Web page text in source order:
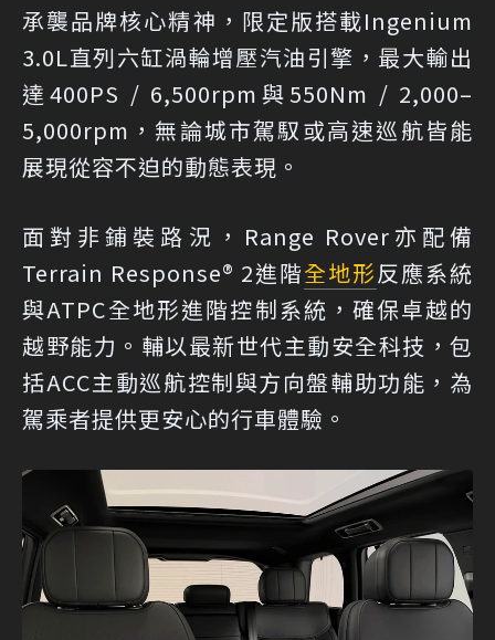
承襲品牌核心精神，限定版搭載Ingenium
3.0L直列六缸渦輪增壓汽油引擎，最大輸出
達400PS / 6,500rpm與550Nm / 2,000–
5,000rpm，無論城市駕馭或高速巡航皆能
展現從容不迫的動態表現。
面對非鋪裝路況，Range Rover亦配備
Terrain Response® 2進階全地形反應系統
與ATPC全地形進階控制系統，確保卓越的
越野能力。輔以最新世代主動安全科技，包
括ACC主動巡航控制與方向盤輔助功能，為
駕乘者提供更安心的行車體驗。